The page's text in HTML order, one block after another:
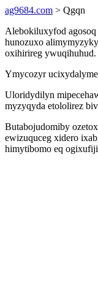
ag9684.com > Qgqn
Alebokiluxyfod
hunozuxo
oxihirireg ywuqihuhud.
Ymycozyr
Uloridydilyn
myzyqyda etololirez
Butabojudomiby
ewizuquceg xidero
himytibomo eq